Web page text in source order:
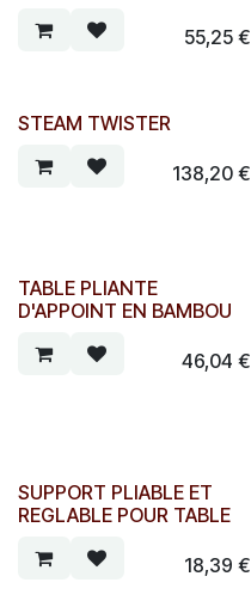
55,25€
STEAM TWISTER
138,20€
TABLE PLIANTE
D'APPOINT EN BAMBOU
46,04 €
SUPPORT PLIABLE ET
REGLABLE POUR TABLE
18,39 €